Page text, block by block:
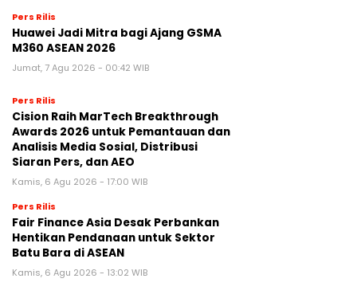
Pers Rilis
Huawei Jadi Mitra bagi Ajang GSMA
M360 ASEAN 2026
Jumat, 7 Agu 2026 - 00:42 WIB
Pers Rilis
Cision Raih MarTech Breakthrough
Awards 2026 untuk Pemantauan dan
Analisis Media Sosial, Distribusi
Siaran Pers, dan AEO
Kamis, 6 Agu 2026 - 17:00 WIB
Pers Rilis
Fair Finance Asia Desak Perbankan
Hentikan Pendanaan untuk Sektor
Batu Bara di ASEAN
Kamis, 6 Agu 2026 - 13:02 WIB